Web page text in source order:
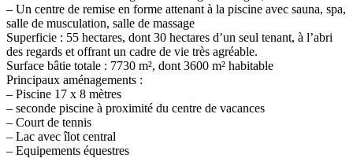
– Un centre de remise en forme attenant à la piscine avec sauna, spa,
salle de musculation, salle de massage
Superficie : 55 hectares, dont 30 hectares d’un seul tenant, à l’abri
des regards et offrant un cadre de vie très agréable.
Surface bâtie totale : 7730 m², dont 3600 m² habitable
Principaux aménagements :
– Piscine 17 x 8 mètres
– seconde piscine à proximité du centre de vacances
– Court de tennis
– Lac avec îlot central
– Equipements équestres